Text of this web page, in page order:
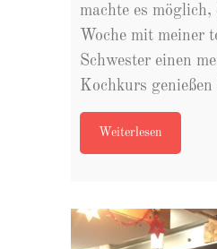
machte es möglich,
Woche mit meiner
Schwester einen
Kochkurs genießen
Weiterlesen